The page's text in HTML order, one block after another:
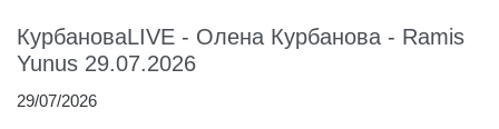
КурбановаLIVE - Олена Курбанова - Ramis
Yunus 29.07.2026
29/07/2026